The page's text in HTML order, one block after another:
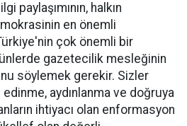
paylaşımının, halkın
en önemli
çok önemli bir
gazetecilik mesleğinin
söylemek gerekir. Sizler
aydınlanma ve doğruya
ihtiyacı olan enformasyon